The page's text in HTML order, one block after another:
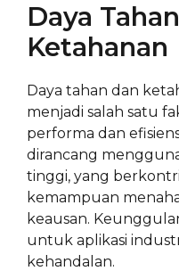
Daya
Ketahanan
Daya tahan dan
menjadi salah satu
performa dan
dirancang
tinggi, yang
kemampuan
keausan.
untuk aplikasi
kehandalan.